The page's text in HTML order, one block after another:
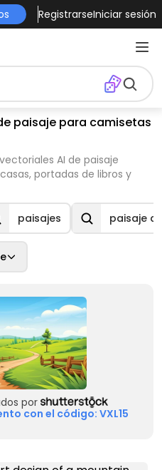
RegistrarseIniciar sesión
paisaje para camisetas
AI de paisaje
portadas de libros y
paisajes paisaje
por
con el código: VXL15